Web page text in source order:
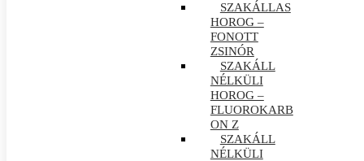
SZAKÁLLAS
HOROG –
FONOTT
ZSINÓR
SZAKÁLL
NÉLKÜLI
HOROG –
FLUOROKARB
ON Z
SZAKÁLL
NÉLKÜLI